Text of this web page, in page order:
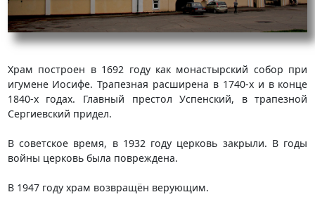
Храм построен в 1692 году как монастырский собор при
игумене Иосифе. Трапезная расширена в 1740-х и в конце
1840-х годах. Главный престол Успенский, в трапезной
Сергиевский придел.
В советское время, в 1932 году церковь закрыли. В годы
войны церковь была повреждена.
В 1947 году храм возвращён верующим.